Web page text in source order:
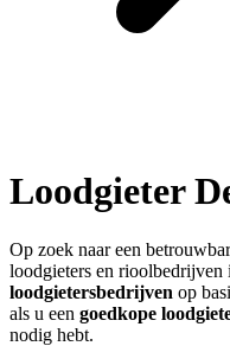
Loodgieter
Op zoek naar een
loodgieters en rioolbedrijven
loodgietersbedrijven op
als u een goedkope
nodig hebt.